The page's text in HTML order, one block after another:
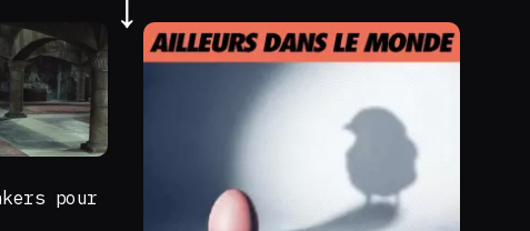
pour